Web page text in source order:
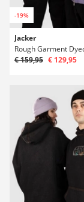
-19%
Jacker
€ 159,95 € 129,95